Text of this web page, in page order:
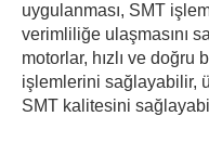
uygulanması, SMT
verimliliğe ulaşmasını
motorlar, hızlı ve doğru
işlemlerini sağlayabilir,
SMT kalitesini